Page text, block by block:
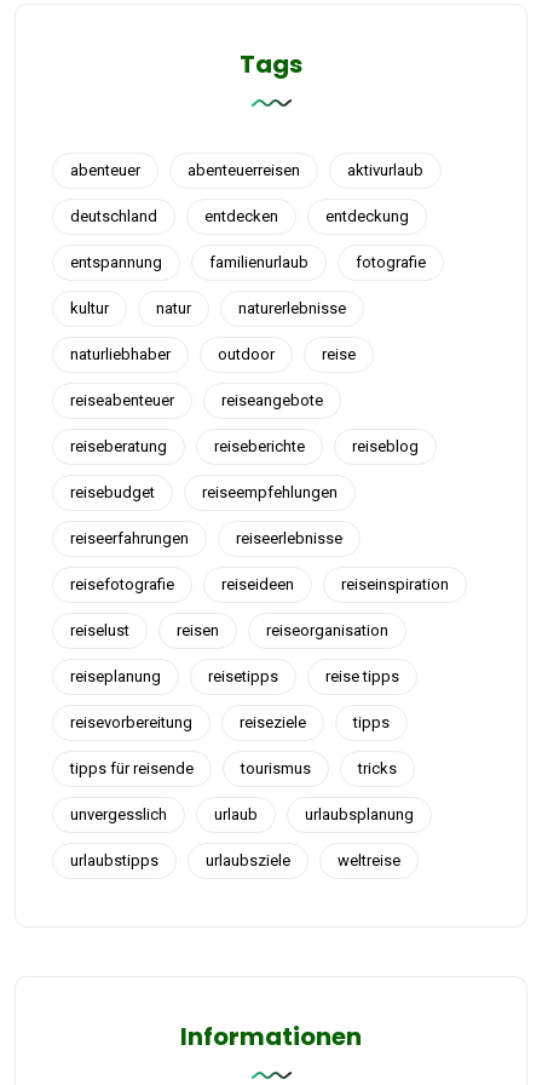
Tags
abenteuer abenteuerreisen aktivurlaub
deutschland entdecken entdeckung
entspannung familienurlaub fotografie
kultur natur naturerlebnisse
naturliebhaber outdoor reise
reiseabenteuer reiseangebote
reiseberatung reiseberichte reiseblog
reisebudget reiseempfehlungen
reiseerfahrungen reiseerlebnisse
reisefotografie reiseideen reiseinspiration
reiselust reisen reiseorganisation
reiseplanung reisetipps reise tipps
reisevorbereitung reiseziele tipps
tipps für reisende tourismus tricks
unvergesslich urlaub urlaubsplanung
urlaubstipps urlaubsziele weltreise
Informationen